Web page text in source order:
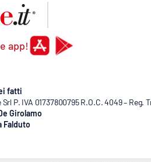
app!
fatti
P. IVA 01737800795 R.O.C. 4049 – Reg.
Girolamo
Falduto